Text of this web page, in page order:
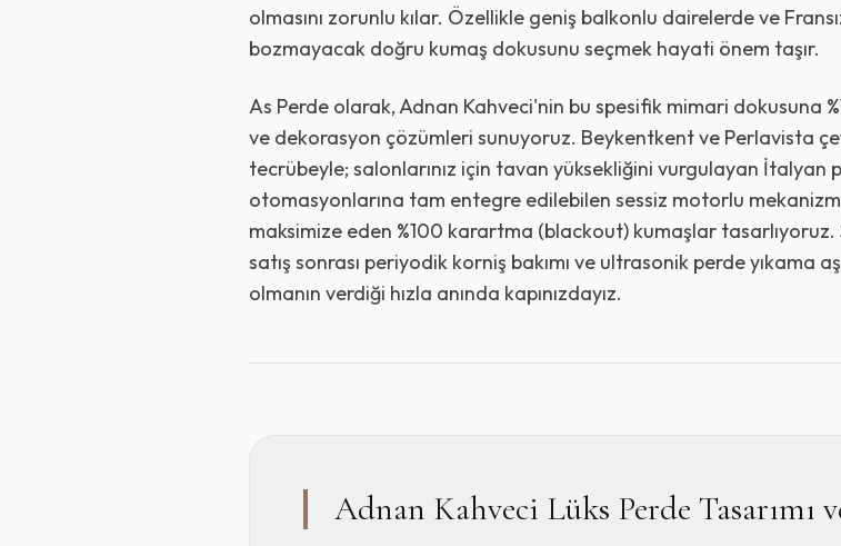
olmasını zorunlu kılar. Özellikle geniş balkonlu dairelerde ve
bozmayacak doğru kumaş dokusunu seçmek hayati önem taşır.
As Perde olarak, Adnan Kahveci'nin bu spesifik mimari dokusuna
ve dekorasyon çözümleri sunuyoruz. Beykentkent ve Perlavista
tecrübeyle; salonlarınız için tavan yüksekliğini vurgulayan İtalyan
otomasyonlarına tam entegre edilebilen sessiz motorlu
maksimize eden %100 karartma (blackout) kumaşlar
satış sonrası periyodik korniş bakımı ve ultrasonik perde yıkama
olmanın verdiği hızla anında kapınızdayız.
Adnan Kahveci Lüks Perde Tasarımı